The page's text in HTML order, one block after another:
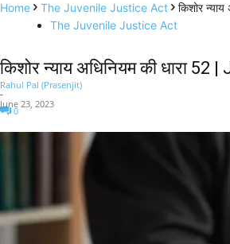
Home The Juvenile Justice Act
किशोर
The Juvenile Justice Act
किशोर न्याय अधिनियम की धारा
Rahul Pal (Prasenjit)
-
June 23, 2023
0